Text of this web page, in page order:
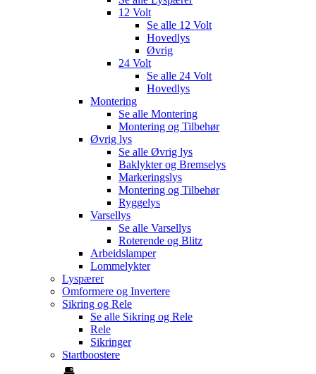
12 Volt
Se alle 12 Volt
Hovedlys
Øvrig
24 Volt
Se alle 24 Volt
Hovedlys
Montering
Se alle Montering
Montering og Tilbehør
Øvrig lys
Se alle Øvrig lys
Baklykter og Bremselys
Markeringslys
Montering og Tilbehør
Ryggelys
Varsellys
Se alle Varsellys
Roterende og Blitz
Arbeidslamper
Lommelykter
Lyspærer
Omformere og Invertere
Sikring og Rele
Se alle Sikring og Rele
Rele
Sikringer
Startboostere